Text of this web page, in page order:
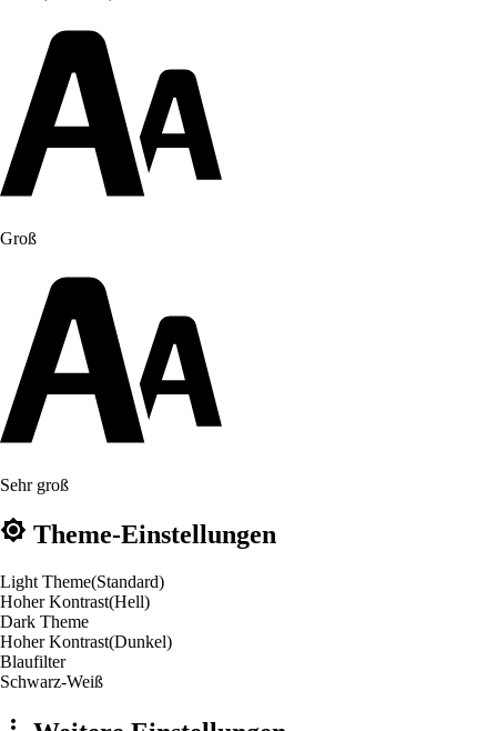
Groß
Sehr groß
Theme-Einstellungen
Light Theme(Standard)
Hoher Kontrast(Hell)
Dark Theme
Hoher Kontrast(Dunkel)
Blaufilter
Schwarz-Weiß